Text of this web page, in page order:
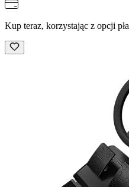
Kup teraz, korzystając z opcji